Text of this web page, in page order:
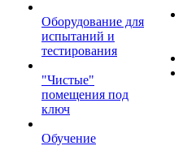
Оборудование для
испытаний и
тестирования
"Чистые"
помещения под
ключ
Обучение